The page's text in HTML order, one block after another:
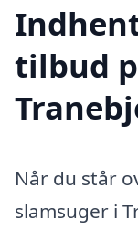
tilbud
Når du står
slamsuger i